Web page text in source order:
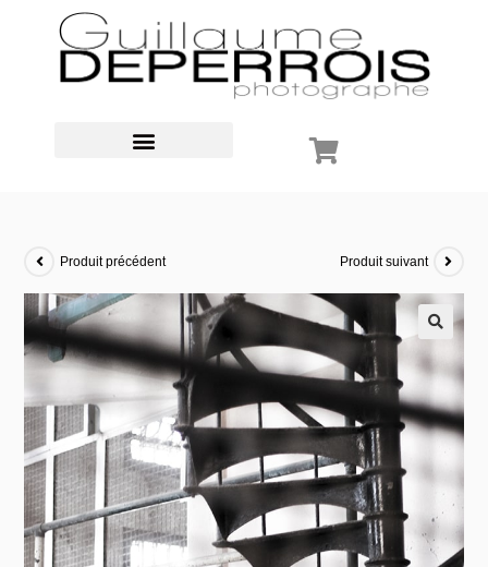
Produit précédent Produit suivant